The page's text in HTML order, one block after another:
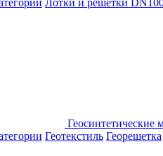
Лотки и решетки
Геосинтетические
Геотекстиль Георешетка